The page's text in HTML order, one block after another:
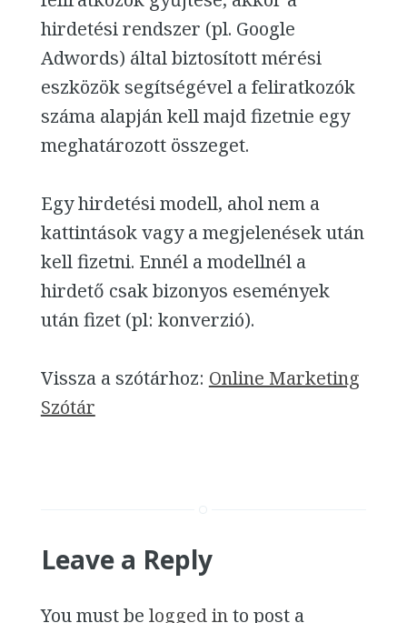
hirdetési rendszer (pl. Google
Adwords) által biztosított mérési
eszközök segítségével a feliratkozók
száma alapján kell majd fizetnie egy
meghatározott összeget.
Egy hirdetési modell, ahol nem a
kattintások vagy a megjelenések után
kell fizetni. Ennél a modellnél a
hirdető csak bizonyos események
után fizet (pl: konverzió).
Vissza a szótárhoz: Online Marketing
Szótár
Leave a Reply
You must be logged into post a